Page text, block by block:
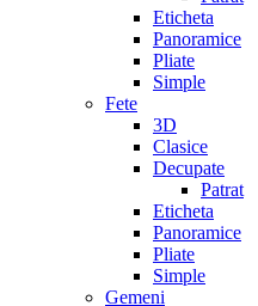
Eticheta
Panoramice
Pliate
Simple
Fete
3D
Clasice
Decupate
Patrat
Eticheta
Panoramice
Pliate
Simple
Gemeni